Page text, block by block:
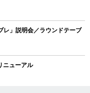
」説明会／ラウンドテーブ
ニューアル